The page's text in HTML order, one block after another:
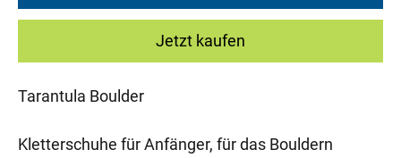
Jetzt kaufen
Tarantula Boulder
Kletterschuhe für Anfänger, für das Bouldern